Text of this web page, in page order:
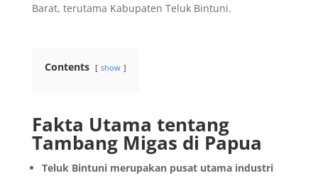
Barat, terutama Kabupaten Teluk Bintuni.
Contents show
Fakta Utama tentang
Tambang Migas di Papua
Teluk Bintuni merupakan pusat utama industri